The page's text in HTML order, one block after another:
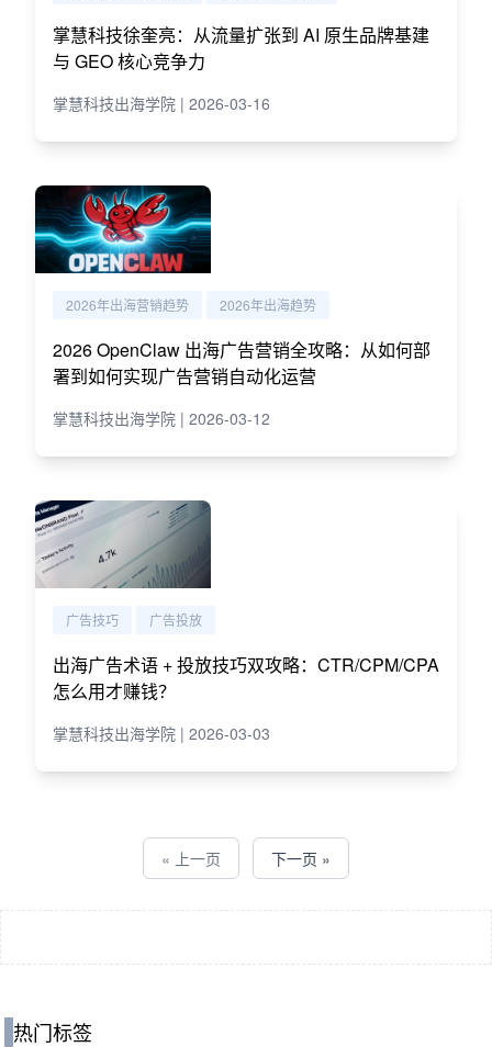
掌慧科技徐奎亮：从流量扩张到 AI 原生品牌基建
与 GEO 核心竞争力
掌慧科技出海学院 | 2026-03-16
2026年出海营销趋势 2026年出海趋势
2026 OpenClaw 出海广告营销全攻略：从如何部
署到如何实现广告营销自动化运营
掌慧科技出海学院 | 2026-03-12
广告技巧 广告投放
出海广告术语 + 投放技巧双攻略：CTR/CPM/CPA
怎么用才赚钱？
掌慧科技出海学院 | 2026-03-03
« 上一页 下一页 »
热门标签